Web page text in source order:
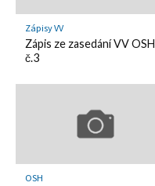
Zápisy VV
Zápis ze zasedání VV OSH
č.3
OSH